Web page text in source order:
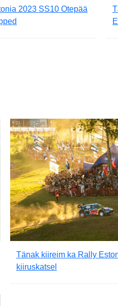
2023 SS10 Otepää
Tänak kiireim ka Rally
kiiruskatsel